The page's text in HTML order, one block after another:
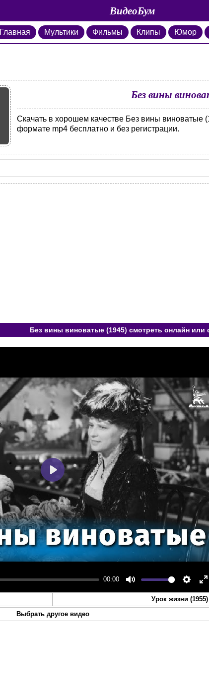
ВидеоБум
Главная Мультики Фильмы Клипы Юмор
Без вины
Скачать в хорошем качестве Без вины виноватые
формате mp4 бесплатно и без регистрации.
Без вины виноватые (1945) смотреть онлайн или
00:00
Mute
Play
Урок жизни (1955)
Выбрать другое видео